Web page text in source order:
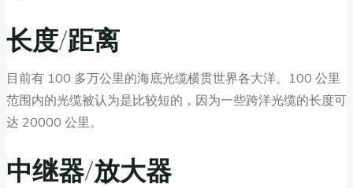
长度/距离
目前有 100 多万公里的海底光缆横贯世界各大洋。100 公里
范围内的光缆被认为是比较短的，因为一些跨洋光缆的长度可
达 20000 公里。
中继器/放大器